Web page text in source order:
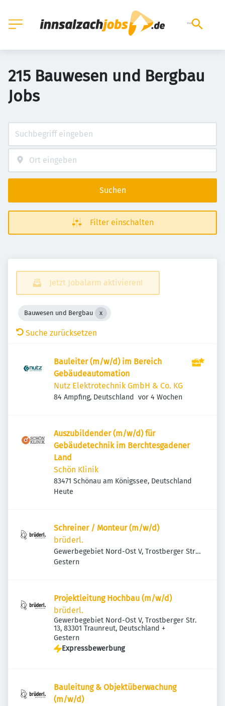
215 Bauwesen und Bergbau
Jobs
Suchen
Filter einschalten
Jetzt Jobalarm aktivieren!
Bauwesen und Bergbau
Suche zurücksetzen
Bauleiter (m/w/d) im Bereich
Gebäudeautomation
Nutz Elektrotechnik GmbH & Co. KG
84 Ampfing, Deutschland Veröffentlicht
vor 4 Wochen
Auszubildender (m/w/d) für
Gebäudetechnik im Berchtesgadener
Land
Schön Klinik
83471 Schönau am Königssee, Deutschland
Veröffentlicht
Heute
Schreiner / Monteur (m/w/d)
brüderl.
Gewerbegebiet Nord-Ost V, Trostberger Str.
13, 83301 Traunreut, Deutschland
Veröffentlicht
Gestern
Projektleitung Hochbau (m/w/d)
brüderl.
Gewerbegebiet Nord-Ost V, Trostberger Str.
13, 83301 Traunreut, Deutschland +
Veröffentlicht
Gestern
Expressbewerbung
Bauleitung & Objektüberwachung
(m/w/d)